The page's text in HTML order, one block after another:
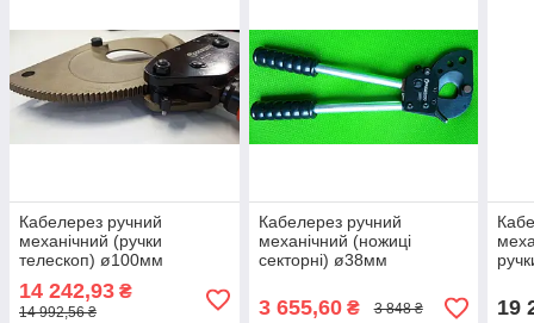
Кабелерез ручний
механічний (ручки
телескоп) ø100мм
СТАНДАРТ JRCT0100
14 242,93 ₴
14 992,56 ₴
Кабелерез ручний
механічний (ножиці
секторні) ø38мм
3 655,60₴ 3 848 ₴ 19